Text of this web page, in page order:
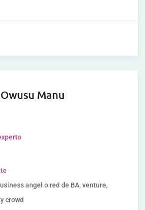
Manu
angel o red de BA, venture,
crowd